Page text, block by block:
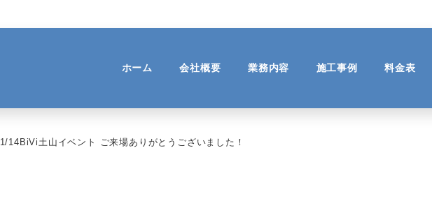
ホーム 会社概要 業務内容 施工事例 料金表
1/14BiVi土山イベント ご来場ありがとうございました！